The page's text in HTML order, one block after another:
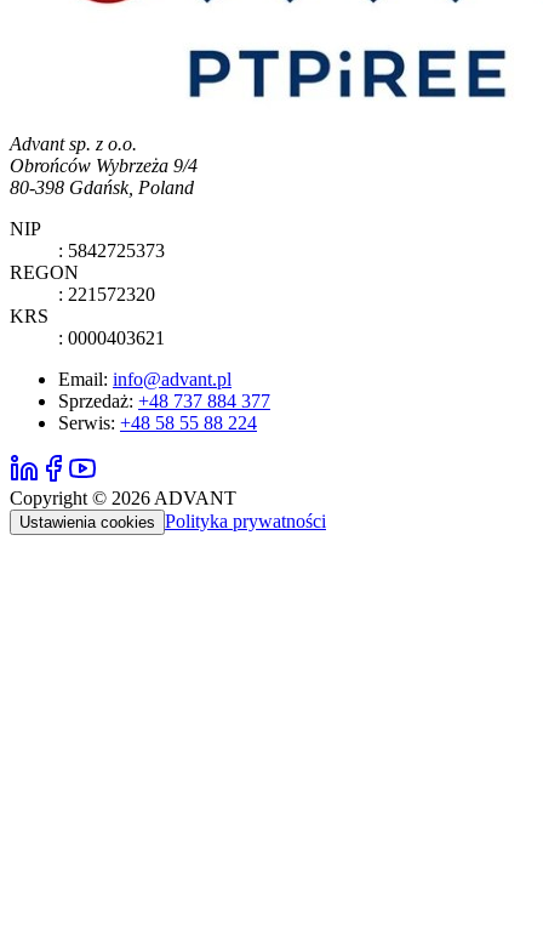
Advant sp. z o.o.
Obrońców Wybrzeża 9/4
80-398 Gdańsk, Poland
NIP
: 5842725373
REGON
: 221572320
KRS
: 0000403621
Email: info@advant.pl
Sprzedaż: +48 737 884 377
Serwis: +48 58 55 88 224
Copyright © 2026 ADVANT
Ustawienia cookies Polityka prywatności